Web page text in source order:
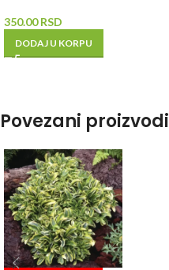
350.00RSD
DODAJ U KORPU
Povezani proizvodi